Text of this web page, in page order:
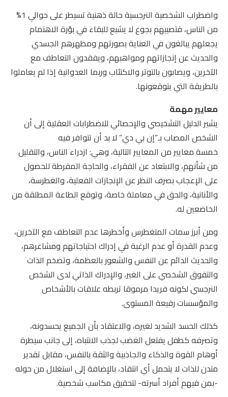
واضطراب الشخصية النرجسية حالة ذهنية تسيطر على حوالي 1%
من الناس، فتصيبهم بجوع لا يشبع للبقاء في بؤرة الاهتمام
يجعلهم يبالغون في العناية بصورتهم ومظهرهم الجسدي
والحديث عن إنجازاتهم ومواهبهم، ويفقدون التعاطف مع
الآخرين، ويصابون بالتوتر والاكتئاب وربما العدوانية إذا لم يعاملوا
بالطريقة التي يتوقعونها.
معايير مهمة
يشير الدليل التشخيصي والإحصائي للاضطرابات العقلية إلى أن
الشخص المصاب بـ”إن بي دي” لا بد أن تتوافر فيه
خمسة معايير من المعايير التالية، وهي: ازدراء الناس، والتقليل
من شأنهم، والابتعاد عن الفقراء، والحاجة المفرطة للحصول
على الإعجاب بصرف النظر عن الإنجازات الفعلية، والغطرسة،
والأنانية، والحق في معاملة خاصة، وتوقع الطاعة المطلقة من
الخاضعين له.
ومن أبرز سمات المتغطرس وأخطرها عدم التعاطف مع الآخرين،
وعدم القدرة أو عدم الرغبة في إدراك احتياجاتهم ومشاعرهم،
والحديث الدائم عن النفس والشعور بالعظمة، وتضخم الذات
والتفوق الشخصي على الغير، والإدراك الذاتي لدى الشخص
النرجسي لكونه فريدا مرموقا تربطه علاقات بالأشخاص
والمؤسسات رفيعة المستوى.
كذلك الحسد الشديد لغيره، والاعتقاد بأن الجميع يحسدونه،
وتصرفه كطفل يفتعل الغضب لجذب الانتباه، إلى جانب سيطرة
أوهام القوة والذكاء والجاذبية والثقة بالنفس، مقابل تقدير
متدن للذات لا يتحمل أي انتقاد، بالإضافة إلى استغلال من حوله
-بمن فيهم أفراد أسرته- لتحقيق مكاسب شخصية.